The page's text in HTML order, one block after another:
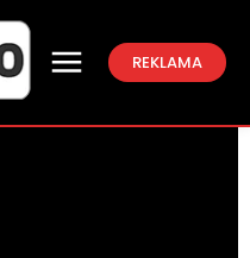
REKLAMA